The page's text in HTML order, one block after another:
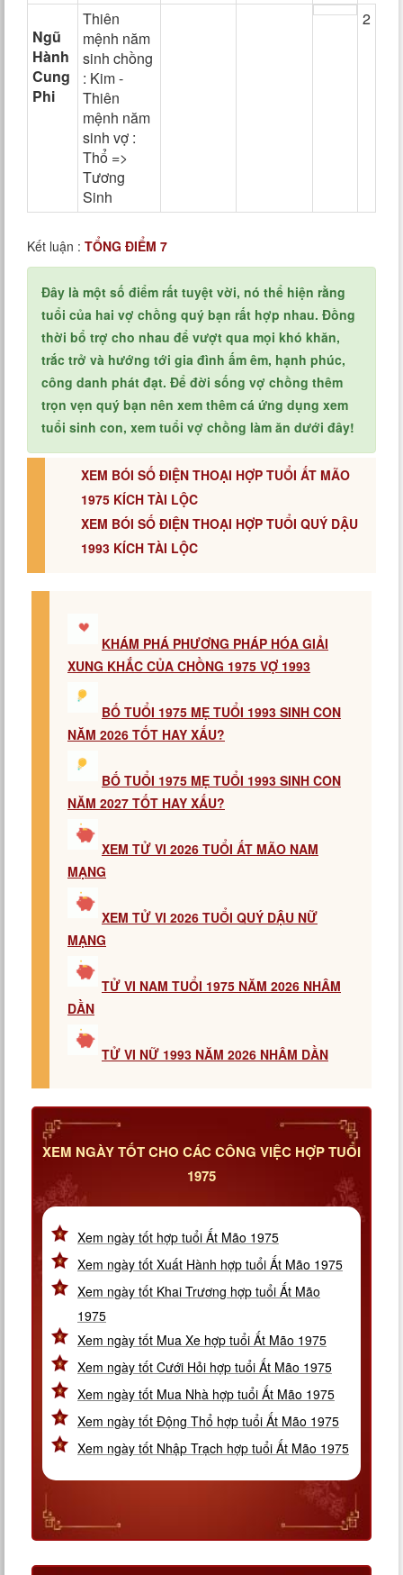
Ngũ
Hành
Cung
Phi
Thiên
mệnh năm
sinh chồng
: Kim -
Thiên
mệnh năm
sinh vợ :
Thổ =>
Tương
Sinh
2
Kết luận : TỔNG ĐIỂM 7
Đây là một số điểm rất tuyệt vời, nó thể hiện rằng
tuổi của hai vợ chồng quý bạn rất hợp nhau. Đồng
thời bổ trợ cho nhau để vượt qua mọi khó khăn,
trắc trở và hướng tới gia đình ấm êm, hạnh phúc,
công danh phát đạt. Để đời sống vợ chồng thêm
trọn vẹn quý bạn nên xem thêm cá ứng dụng xem
tuổi sinh con, xem tuổi vợ chồng làm ăn dưới đây!
XEM BÓI SỐ ĐIỆN THOẠI HỢP TUỔI ẤT MÃO
1975 KÍCH TÀI LỘC
XEM BÓI SỐ ĐIỆN THOẠI HỢP TUỔI QUÝ DẬU
1993 KÍCH TÀI LỘC
KHÁM PHÁ PHƯƠNG PHÁP HÓA GIẢI
XUNG KHẮC CỦA CHỒNG 1975 VỢ 1993
BỐ TUỔI 1975 MẸ TUỔI 1993 SINH CON
NĂM 2026 TỐT HAY XẤU?
BỐ TUỔI 1975 MẸ TUỔI 1993 SINH CON
NĂM 2027 TỐT HAY XẤU?
XEM TỬ VI 2026 TUỔI ẤT MÃO NAM
MẠNG
XEM TỬ VI 2026 TUỔI QUÝ DẬU NỮ
MẠNG
TỬ VI NAM TUỔI 1975 NĂM 2026 NHÂM
DẦN
TỬ VI NỮ 1993 NĂM 2026 NHÂM DẦN
XEM NGÀY TỐT CHO CÁC CÔNG VIỆC HỢP TUỔI
1975
Xem ngày tốt hợp tuổi Ất Mão 1975
Xem ngày tốt Xuất Hành hợp tuổi Ất Mão 1975
Xem ngày tốt Khai Trương hợp tuổi Ất Mão
1975
Xem ngày tốt Mua Xe hợp tuổi Ất Mão 1975
Xem ngày tốt Cưới Hỏi hợp tuổi Ất Mão 1975
Xem ngày tốt Mua Nhà hợp tuổi Ất Mão 1975
Xem ngày tốt Động Thổ hợp tuổi Ất Mão 1975
Xem ngày tốt Nhập Trạch hợp tuổi Ất Mão 1975